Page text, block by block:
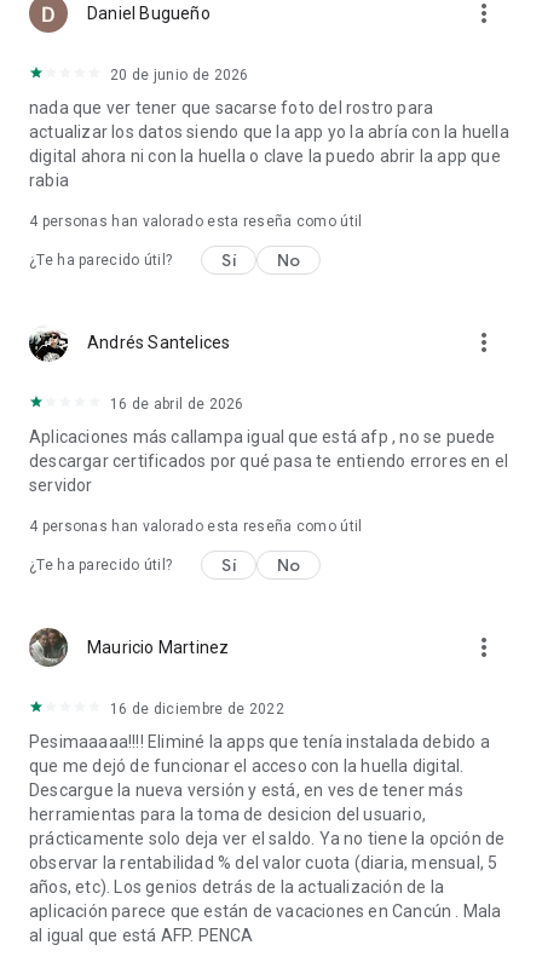
Daniel Bugueño more_vert
20 de junio de 2026
nada que ver tener que sacarse foto del rostro para
actualizar los datos siendo que la app yo la abría con la huella
digital ahora ni con la huella o clave la puedo abrir la app que
rabia
4 personas han valorado esta reseña como útil
¿Te ha parecido útil? Sí No
Andrés Santelices more_vert
16 de abril de 2026
Aplicaciones más callampa igual que está afp , no se puede
descargar certificados por qué pasa te entiendo errores en el
servidor
4 personas han valorado esta reseña como útil
¿Te ha parecido útil? Sí No
Mauricio Martinez more_vert
16 de diciembre de 2022
Pesimaaaaa!!!! Eliminé la apps que tenía instalada debido a
que me dejó de funcionar el acceso con la huella digital.
Descargue la nueva versión y está, en ves de tener más
herramientas para la toma de desicion del usuario,
prácticamente solo deja ver el saldo. Ya no tiene la opción de
observar la rentabilidad % del valor cuota (diaria, mensual, 5
años, etc). Los genios detrás de la actualización de la
aplicación parece que están de vacaciones en Cancún . Mala
al igual que está AFP. PENCA